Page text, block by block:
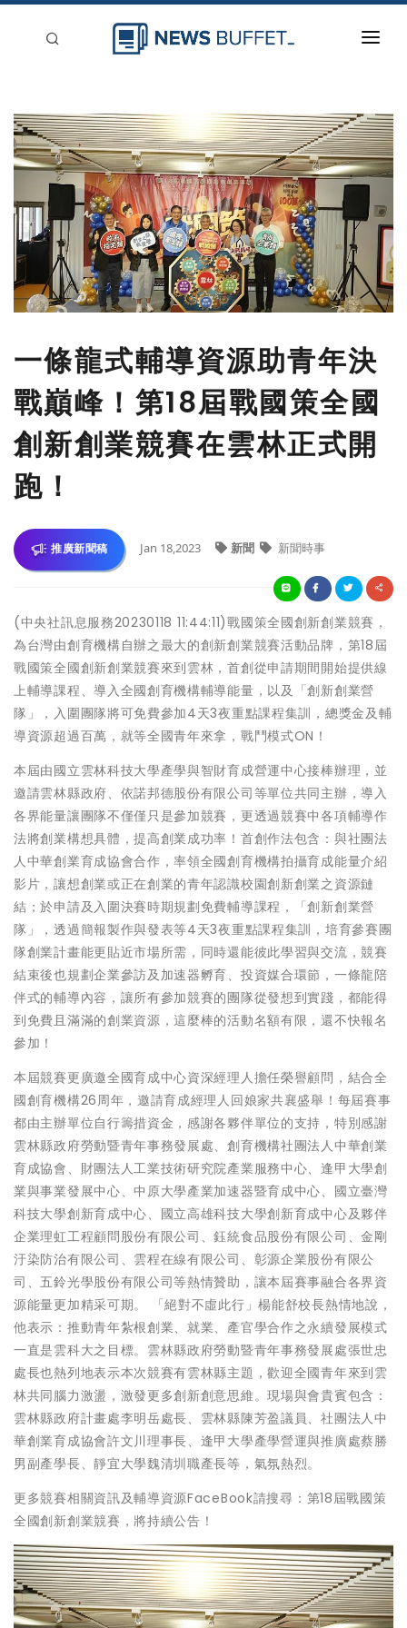
新聞稿分類
登入
刊登
一條龍式輔導資源助青年決
戰巔峰！第18屆戰國策全國
創新創業競賽在雲林正式開
跑！
推廣新聞稿 Jan 18,2023 新聞 新聞時事
(中央社訊息服務20230118 11:44:11)戰國策全國創新創業競賽，
為台灣由創育機構自辦之最大的創新創業競賽活動品牌，第18屆
戰國策全國創新創業競賽來到雲林，首創從申請期間開始提供線
上輔導課程、導入全國創育機構輔導能量，以及「創新創業營
隊」，入圍團隊將可免費參加4天3夜重點課程集訓，總獎金及輔
導資源超過百萬，就等全國青年來拿，戰鬥模式ON！
本屆由國立雲林科技大學產學與智財育成營運中心接棒辦理，並
邀請雲林縣政府、依諾邦德股份有限公司等單位共同主辦，導入
各界能量讓團隊不僅僅只是參加競賽，更透過競賽中各項輔導作
法將創業構想具體，提高創業成功率！首創作法包含：與社團法
人中華創業育成協會合作，率領全國創育機構拍攝育成能量介紹
影片，讓想創業或正在創業的青年認識校園創新創業之資源鏈
結；於申請及入圍決賽時期規劃免費輔導課程，「創新創業營
隊」，透過簡報製作與發表等4天3夜重點課程集訓，培育參賽團
隊創業計畫能更貼近市場所需，同時還能彼此學習與交流，競賽
結束後也規劃企業參訪及加速器孵育、投資媒合環節，一條龍陪
伴式的輔導內容，讓所有參加競賽的團隊從發想到實踐，都能得
到免費且滿滿的創業資源，這麼棒的活動名額有限，還不快報名
參加！
本屆競賽更廣邀全國育成中心資深經理人擔任榮譽顧問，結合全
國創育機構26周年，邀請育成經理人回娘家共襄盛舉！每屆賽事
都由主辦單位自行籌措資金，感謝各夥伴單位的支持，特別感謝
雲林縣政府勞動暨青年事務發展處、創育機構社團法人中華創業
育成協會、財團法人工業技術研究院產業服務中心、逢甲大學創
業與事業發展中心、中原大學產業加速器暨育成中心、國立臺灣
科技大學創新育成中心、國立高雄科技大學創新育成中心及夥伴
企業理虹工程顧問股份有限公司、鈺統食品股份有限公司、金剛
汙染防治有限公司、雲程在線有限公司、彰源企業股份有限公
司、五鈴光學股份有限公司等熱情贊助，讓本屆賽事融合各界資
源能量更加精采可期。 「絕對不虛此行」楊能舒校長熱情地說，
他表示：推動青年紮根創業、就業、產官學合作之永續發展模式
一直是雲科大之目標。雲林縣政府勞動暨青年事務發展處張世忠
處長也熱列地表示本次競賽有雲林縣主題，歡迎全國青年來到雲
林共同腦力激盪，激發更多創新創意思維。現場與會貴賓包含：
雲林縣政府計畫處李明岳處長、雲林縣陳芳盈議員、社團法人中
華創業育成協會許文川理事長、逢甲大學產學營運與推廣處蔡勝
男副產學長、靜宜大學魏清圳職產長等，氣氛熱烈。
更多競賽相關資訊及輔導資源FaceBook請搜尋：第18屆戰國策
全國創新創業競賽，將持續公告！